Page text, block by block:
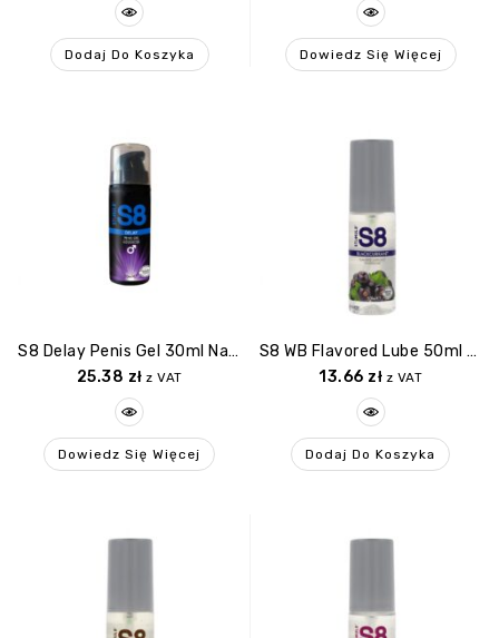
Dodaj Do Koszyka Dowiedz Się Więcej
S8 Delay Penis Gel 30ml Natural
25.38 zł z VAT
Dowiedz Się Więcej
S8 WB Flavored Lube 50ml Blackcurrant
13.66 zł z VAT
Dodaj Do Koszyka